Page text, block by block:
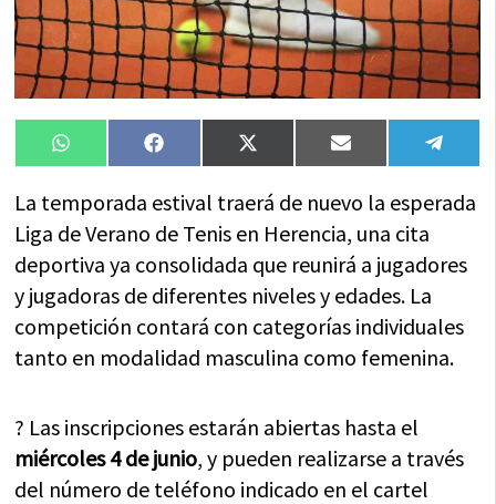
Compartir
en
WhatsAppCompartir
en
FacebookCompartir
en
X
(Twitter)
Compartir
en
Email
en
La temporada estival traerá de nuevo la esperada
Liga de Verano de Tenis en Herencia, una cita
deportiva ya consolidada que reunirá a jugadores
y jugadoras de diferentes niveles y edades. La
competición contará con categorías individuales
tanto en modalidad masculina como femenina.
? Las inscripciones estarán abiertas hasta el
miércoles 4 de junio, y pueden realizarse a través
del número de teléfono indicado en el cartel